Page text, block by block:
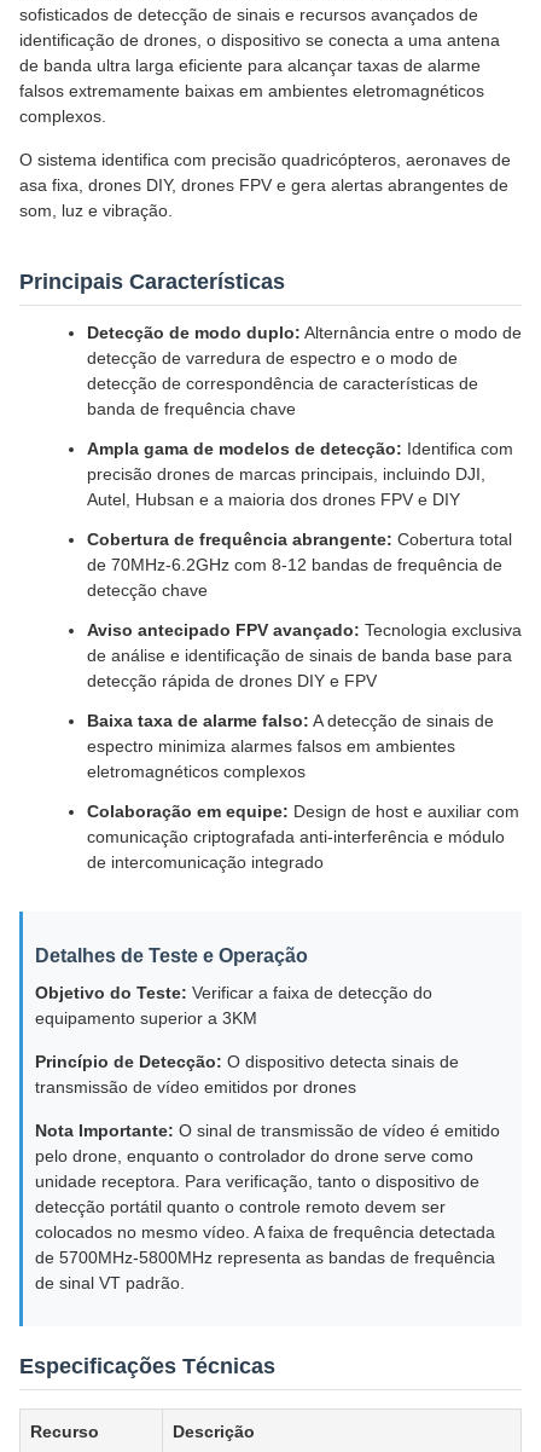
sofisticados de detecção de sinais e recursos avançados de
identificação de drones, o dispositivo se conecta a uma antena
de banda ultra larga eficiente para alcançar taxas de alarme
falsos extremamente baixas em ambientes eletromagnéticos
complexos.
O sistema identifica com precisão quadricópteros, aeronaves de
asa fixa, drones DIY, drones FPV e gera alertas abrangentes de
som, luz e vibração.
Principais Características
Detecção de modo duplo: Alternância entre o modo de
detecção de varredura de espectro e o modo de
detecção de correspondência de características de
banda de frequência chave
Ampla gama de modelos de detecção: Identifica com
precisão drones de marcas principais, incluindo DJI,
Autel, Hubsan e a maioria dos drones FPV e DIY
Cobertura de frequência abrangente: Cobertura total
de 70MHz-6.2GHz com 8-12 bandas de frequência de
detecção chave
Aviso antecipado FPV avançado: Tecnologia exclusiva
de análise e identificação de sinais de banda base para
detecção rápida de drones DIY e FPV
Baixa taxa de alarme falso: A detecção de sinais de
espectro minimiza alarmes falsos em ambientes
eletromagnéticos complexos
Colaboração em equipe: Design de host e auxiliar com
comunicação criptografada anti-interferência e módulo
de intercomunicação integrado
Detalhes de Teste e Operação
Objetivo do Teste: Verificar a faixa de detecção do
equipamento superior a 3KM
Princípio de Detecção: O dispositivo detecta sinais de
transmissão de vídeo emitidos por drones
Nota Importante: O sinal de transmissão de vídeo é emitido
pelo drone, enquanto o controlador do drone serve como
unidade receptora. Para verificação, tanto o dispositivo de
detecção portátil quanto o controle remoto devem ser
colocados no mesmo vídeo. A faixa de frequência detectada
de 5700MHz-5800MHz representa as bandas de frequência
de sinal VT padrão.
Especificações Técnicas
Recurso Descrição